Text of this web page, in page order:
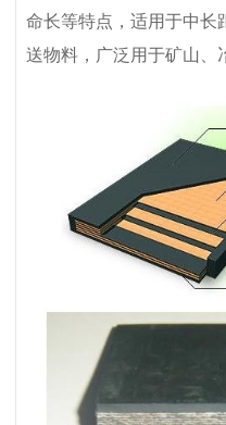
命长等特点，适用于中长
送物料，广泛用于矿山、